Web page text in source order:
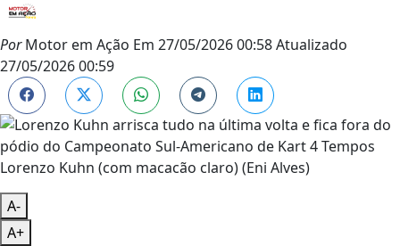
PorMotor em Ação Em 27/05/2026 00:58Atualizado
27/05/2026 00:59
Lorenzo Kuhn (com macacão claro) (Eni Alves)
A-
A+